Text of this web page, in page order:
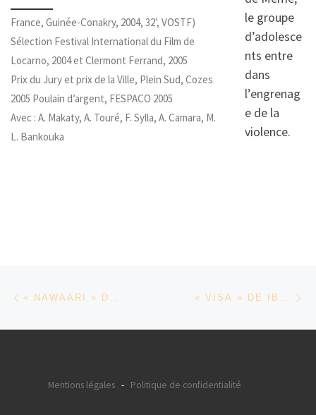
France, Guinée-Conakry, 2004, 32’, VOSTF)
Sélection Festival International du Film de
Locarno, 2004 et Clermont Ferrand, 2005
Prix du Jury et prix de la Ville, Plein Sud, Cozes
2005 Poulain d’argent, FESPACO 2005
Avec : A. Makaty, A. Touré, F. Sylla, A. Camara, M.
L. Bankouka
le groupe
d’adolesce
nts entre
dans
l’engrenag
e de la
violence.
Parcourir les articles
Mentions légales- Politique de confidentialité